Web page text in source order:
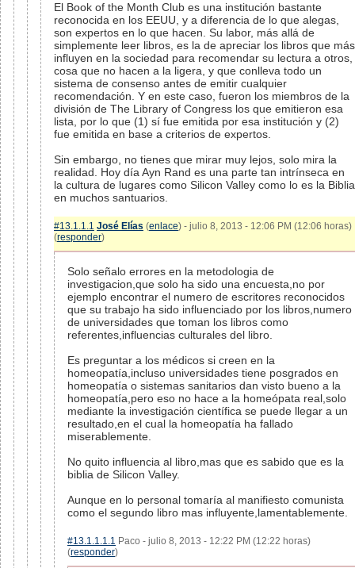
El Book of the Month Club es una institución bastante
reconocida en los EEUU, y a diferencia de lo que alegas,
son expertos en lo que hacen. Su labor, más allá de
simplemente leer libros, es la de apreciar los libros que más
influyen en la sociedad para recomendar su lectura a otros,
cosa que no hacen a la ligera, y que conlleva todo un
sistema de consenso antes de emitir cualquier
recomendación. Y en este caso, fueron los miembros de la
división de The Library of Congress los que emitieron esa
lista, por lo que (1) sí fue emitida por esa institución y (2)
fue emitida en base a criterios de expertos.
Sin embargo, no tienes que mirar muy lejos, solo mira la
realidad. Hoy día Ayn Rand es una parte tan intrínseca en
la cultura de lugares como Silicon Valley como lo es la Biblia
en muchos santuarios.
#13.1.1.1 José Elías (enlace) - julio 8, 2013 - 12:06 PM (12:06 horas)
(responder)
Solo señalo errores en la metodologia de
investigacion,que solo ha sido una encuesta,no por
ejemplo encontrar el numero de escritores reconocidos
que su trabajo ha sido influenciado por los libros,numero
de universidades que toman los libros como
referentes,influencias culturales del libro.
Es preguntar a los médicos si creen en la
homeopatía,incluso universidades tiene posgrados en
homeopatía o sistemas sanitarios dan visto bueno a la
homeopatía,pero eso no hace a la homeópata real,solo
mediante la investigación científica se puede llegar a un
resultado,en el cual la homeopatía ha fallado
miserablemente.
No quito influencia al libro,mas que es sabido que es la
biblia de Silicon Valley.
Aunque en lo personal tomaría al manifiesto comunista
como el segundo libro mas influyente,lamentablemente.
#13.1.1.1.1 Paco - julio 8, 2013 - 12:22 PM (12:22 horas)
(responder)